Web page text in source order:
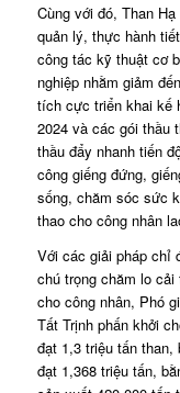
Cùng với đó, Than
quản lý, thực hành
công tác kỹ thuật cơ
nghiệp nhằm giảm
tích cực triển khai kế
2024 và các gói thầu
thầu đẩy nhanh tiến
công giếng đứng,
sống, chăm sóc sức
thao cho công nhân
Với các giải pháp chỉ
chú trọng chăm lo
cho công nhân, Phó
Tất Trịnh phấn khởi
đạt 1,3 triệu tấn than,
đạt 1,368 triệu tấn,